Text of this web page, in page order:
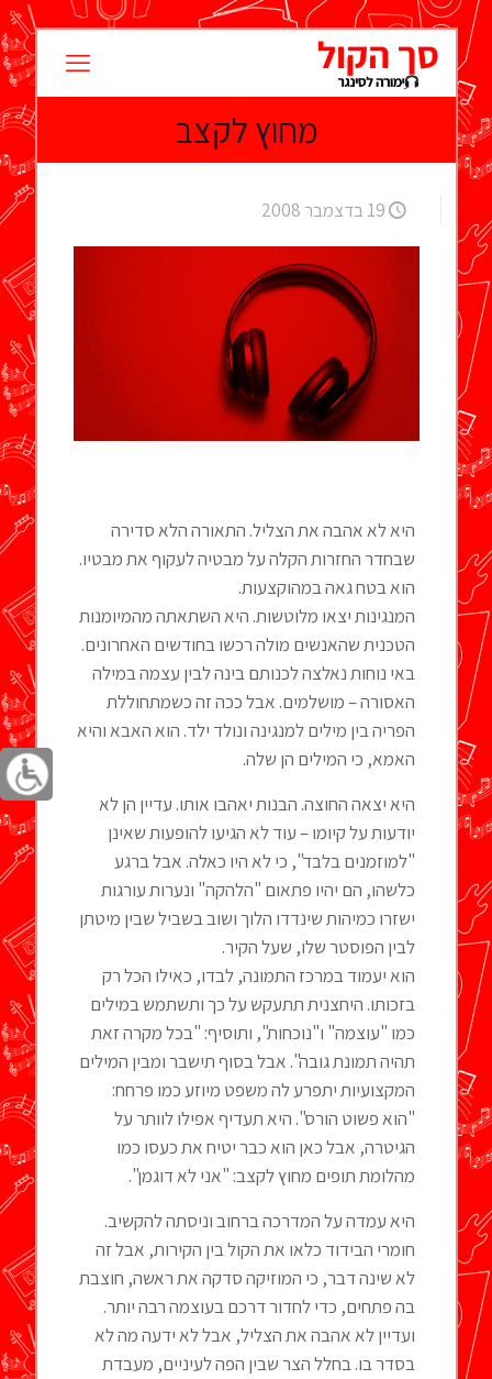
מחוץ לקצב
19 בדצמבר 2008
היא לא אהבה את הצליל. התאורה הלא סדירה
שבחדר החזרות הקלה על מבטיה לעקוף את מבטיו.
הוא בטח גאה במהוקצעות.
המנגינות יצאו מלוטשות. היא השתאתה מהמיומנות
הטכנית שהאנשים מולה רכשו בחודשים האחרונים.
באי נוחות נאלצה לכנותם בינה לבין עצמה במילה
האסורה – מושלמים. אבל ככה זה כשמתחוללת
הפריה בין מילים למנגינה ונולד ילד. הוא האבא והיא
האמא, כי המילים הן שלה.
היא יצאה החוצה. הבנות יאהבו אותו. עדיין הן לא
יודעות על קיומו – עוד לא הגיעו להופעות שאינן
"למוזמנים בלבד", כי לא היו כאלה. אבל ברגע
כלשהו, הם יהיו פתאום "הלהקה" ונערות עורגות
ישזרו כמיהות שינדדו הלוך ושוב בשביל שבין מיטתן
לבין הפוסטר שלו, שעל הקיר.
הוא יעמוד במרכז התמונה, לבדו, כאילו הכל רק
בזכותו. היחצנית תתעקש על כך ותשתמש במילים
כמו "עוצמה" ו"נוכחות", ותוסיף: "בכל מקרה זאת
תהיה תמונת גובה". אבל בסוף תישבר ומבין המילים
המקצועיות יתפרע לה משפט מיוזע כמו פרחח:
"הוא פשוט הורס". היא תעדיף אפילו לוותר על
הגיטרה, אבל כאן הוא כבר יטיח את כעסו כמו
מהלומת תופים מחוץ לקצב: "אני לא דוגמן".
היא עמדה על המדרכה ברחוב וניסתה להקשיב.
חומרי הבידוד כלאו את הקול בין הקירות, אבל זה
לא שינה דבר, כי המוזיקה סדקה את ראשה, חוצבת
בה פתחים, כדי לחדור דרכם בעוצמה רבה יותר.
ועדיין לא אהבה את הצליל, אבל לא ידעה מה לא
בסדר בו. בחלל הצר שבין הפה לעיניים, מעבדת